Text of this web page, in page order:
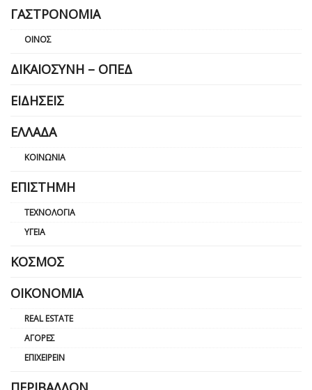
ΓΑΣΤΡΟΝΟΜΊΑ
ΟΊΝΟΣ
ΔΙΚΑΙΟΣΎΝΗ – ΟΠΕΔ
ΕΙΔΉΣΕΙΣ
ΕΛΛΆΔΑ
ΚΟΙΝΩΝΊΑ
ΕΠΙΣΤΉΜΗ
ΤΕΧΝΟΛΟΓΊΑ
ΥΓΕΊΑ
ΚΌΣΜΟΣ
ΟΙΚΟΝΟΜΊΑ
REAL ESTATE
ΑΓΟΡΈΣ
ΕΠΙΧΕΙΡΕΊΝ